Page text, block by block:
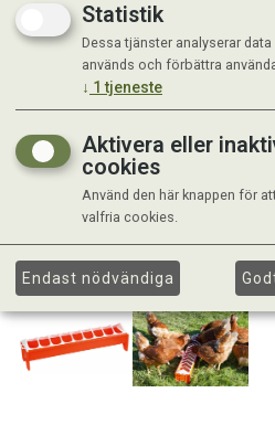
Statistik
Dessa tjänster analyserar
används och förbättra
↓ 1 tjeneste
Aktivera eller
cookies
Använd den här knappen för
valfria cookies.
Endast nödvändiga